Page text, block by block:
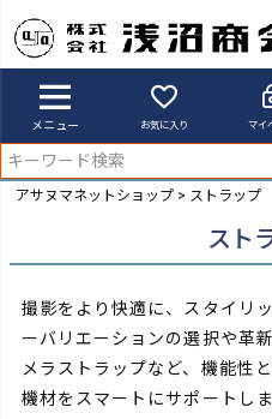
メニュー お気に入り マイ
アサヌマネットショップ ストラップ
スト
撮影をより快適に、スタイリ
ーバリエーションの選択や革
メラストラップなど、 機能性
機材をスマートにサポートしま